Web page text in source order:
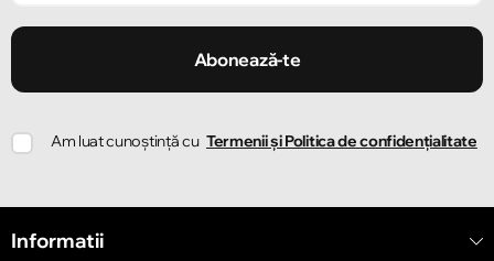
Strada Ion Creangă 78
Strada Mitropolit Varlaam 58
Abonează-te
Am luat cunoștință cu Termenii și Politica de confidențialitate
Informatii